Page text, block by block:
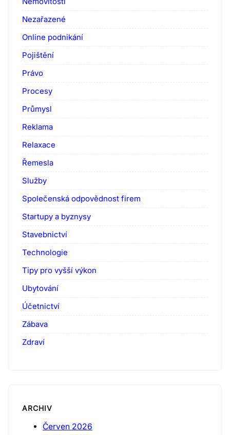
Nezařazené
Online podnikání
Pojištění
Právo
Procesy
Průmysl
Reklama
Relaxace
Řemesla
Služby
Společenská odpovědnost firem
Startupy a byznysy
Stavebnictví
Technologie
Tipy pro vyšší výkon
Ubytování
Účetnictví
Zábava
Zdraví
ARCHIV
Červen 2026